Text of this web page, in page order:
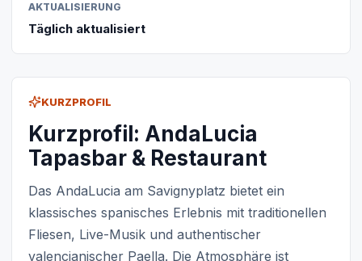
KURZPROFIL
Kurzprofil: AndaLucia
Tapasbar & Restaurant
Das AndaLucia am Savignyplatz bietet ein
klassisches spanisches Erlebnis mit traditionellen
Fliesen, Live-Musik und authentischer
valencianischer Paella. Die Atmosphäre ist
AKTUALISIERUNG
Täglich aktualisiert